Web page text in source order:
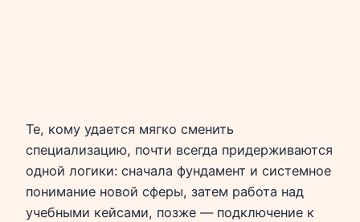
Те, кому удается мягко сменить
специализацию, почти всегда придерживаются
одной логики: сначала фундамент и системное
понимание новой сферы, затем работа над
учебными кейсами, позже — подключение к